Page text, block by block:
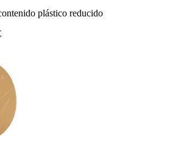
plástico reducido